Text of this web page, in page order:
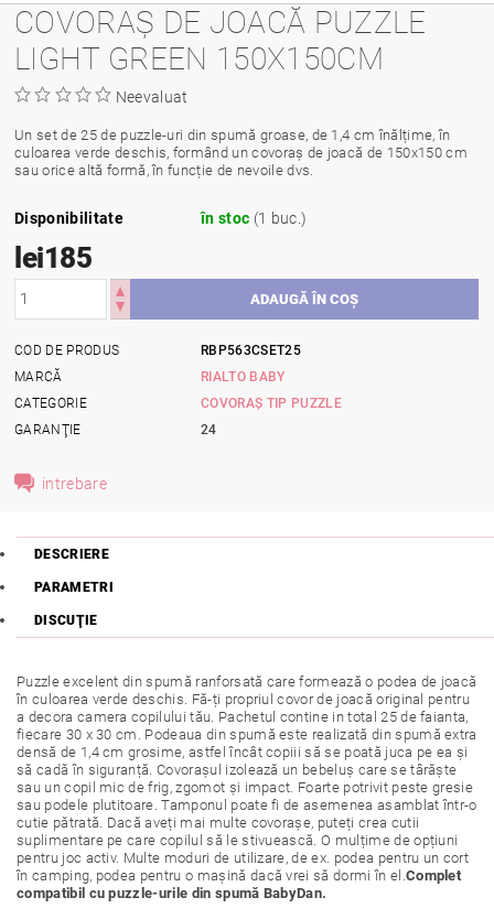
COVORAȘ DE JOACĂ PUZZLE
LIGHT GREEN 150X150CM
Neevaluat
Un set de 25 de puzzle-uri din spumă groase, de 1,4 cm înălțime, în
culoarea verde deschis, formând un covoraș de joacă de 150x150 cm
sau orice altă formă, în funcție de nevoile dvs.
Disponibilitate în stoc (1 buc.)
lei185
COD DE PRODUS
RBP563CSET25
MARCĂ
RIALTO BABY
CATEGORIE
COVORAȘ TIP PUZZLE
GARANŢIE
24
intrebare
DESCRIERE
PARAMETRI
DISCUŢIE
Puzzle excelent din spumă ranforsată care formează o podea de joacă
în culoarea verde deschis. Fă-ți propriul covor de joacă original pentru
a decora camera copilului tău. Pachetul contine in total 25 de faianta,
fiecare 30 x 30 cm. Podeaua din spumă este realizată din spumă extra
densă de 1,4 cm grosime, astfel încât copiii să se poată juca pe ea și
să cadă în siguranță. Covorașul izolează un bebeluș care se târăște
sau un copil mic de frig, zgomot și impact. Foarte potrivit peste gresie
sau podele plutitoare. Tamponul poate fi de asemenea asamblat într-o
cutie pătrată. Dacă aveți mai multe covorașe, puteți crea cutii
suplimentare pe care copilul să le stivuească. O mulțime de opțiuni
pentru joc activ. Multe moduri de utilizare, de ex. podea pentru un cort
în camping, podea pentru o mașină dacă vrei să dormi în el.Complet
compatibil cu puzzle-urile din spumă BabyDan.